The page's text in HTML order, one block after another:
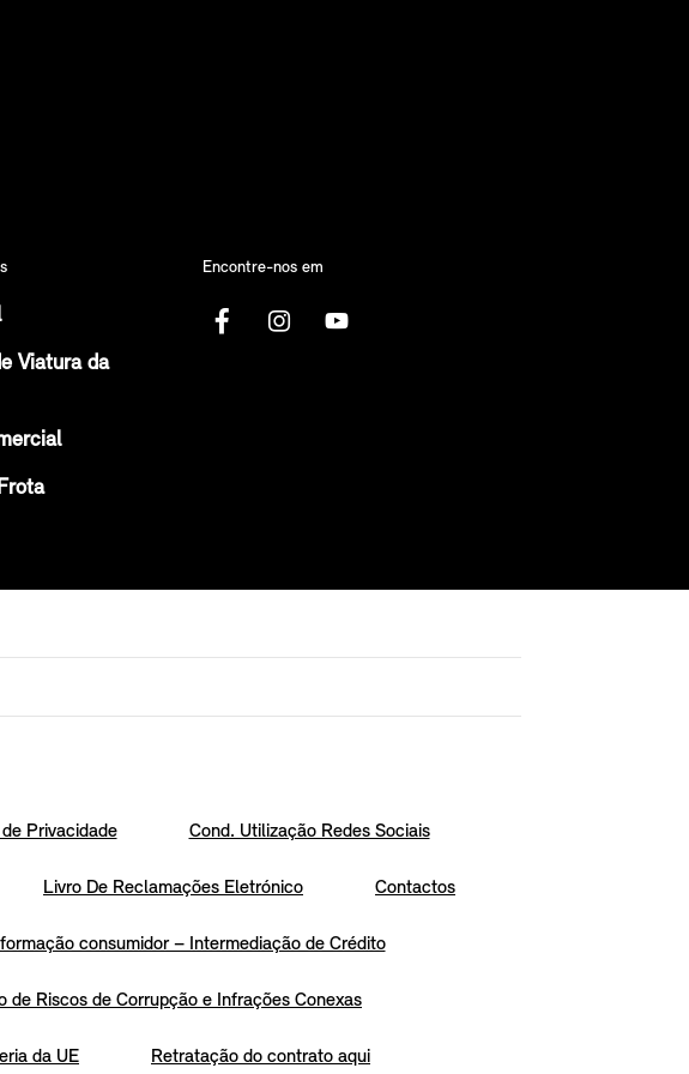
Viatura da
Encontre-nos em
Privacidade Cond. Utilização Redes Sociais
Livro De Reclamações Eletrónico Contactos
consumidor – Intermediação de Crédito
de Riscos de Corrupção e Infrações Conexas
da UE Retratação do contrato aqui